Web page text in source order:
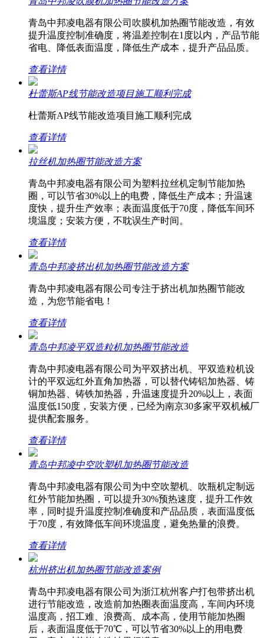
青岛中邦凌电器有限公司吹膜机加热圈节能改造，有效
提升温度控制准确度，将温差控制在1度以内，产品节能
省电、降低表面温度，降低生产成本，提升产品品质。
查看详情
杜蕾斯AP线节能改造项目施工顺利完成
杜蕾斯AP线节能改造项目施工顺利完成
查看详情
拉丝机加热圈节能改造方案
青岛中邦凌电器有限公司为塑料拉丝机定制节能加热
圈，可以节省30%以上的电费，降低生产成本；升温速
度快，提升生产效率；表面温度低于70度，降低车间环
境温度；安装方便，不耽误生产时间。
查看详情
青岛中邦凌挤出机加热圈节能改造方案
青岛中邦凌电器有限公司专注于挤出机加热圈节能改
造，为您节能省电！
查看详情
青岛中邦凌平双造粒机加热圈节能改造
青岛中邦凌电器有限公司为平双挤出机、平双造粒机设
计的平双远红外直角加热器，可以替代铸铝加热器、铸
铜加热器、铸铁加热器，升温速度提升20%以上，表面
温度低150度，安装方便，已经为南京30多家平双机械厂
提供配套服务。
查看详情
青岛中邦凌中空吹塑机加热圈节能改造
青岛中邦凌电器有限公司为中空吹塑机、吹瓶机定制远
红外节能加热圈，可以提升30%预热速度，提升工作效
率，同时提升温度控制准确度和产品品质，表面温度低
于70度，有效降低车间环境温度，避免热量的浪费。
查看详情
杭州挤出机加热圈节能改造案例
青岛中邦凌电器有限公司为浙江杭州客户打包带挤出机
进行节能改造，改造前加热圈表面温度高，车间内环境
温度高，招工难、浪费高、成本高，使用节能加热圈
后，表面温度低于70℃，可以节省30%以上的用电费